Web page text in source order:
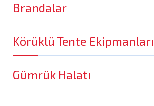
Brandalar
Körüklü Tente Ekipmanları
Gümrük Halatı